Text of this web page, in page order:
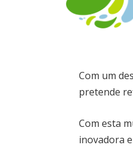
Com um
pretende
Com esta
inovadora